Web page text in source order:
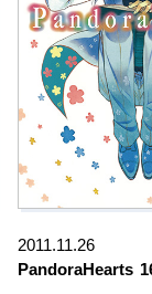
2011.11.26
PandoraHearts